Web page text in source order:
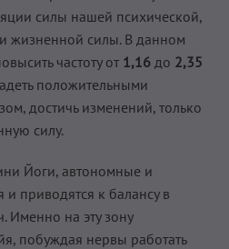
силы нашей психической,
жизненной силы. В данном
частоту от 1,16 до 2,35
положительными
достичь изменений, только
силу.
Йоги, автономные и
приводятся к балансу в
Именно на эту зону
побуждая нервы работать